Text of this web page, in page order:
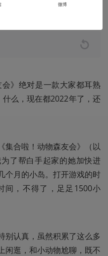
》绝对是一款大家都耳熟
么，现在都2022年了，还
集合啦！动物森友会》（以
了帮白手起家的她加快进
个月的小岛。打开游戏的时
间，不得了，足足1500小
别认真，虽然积累了这么多
闲逛，和小动物尬聊，既不
微博